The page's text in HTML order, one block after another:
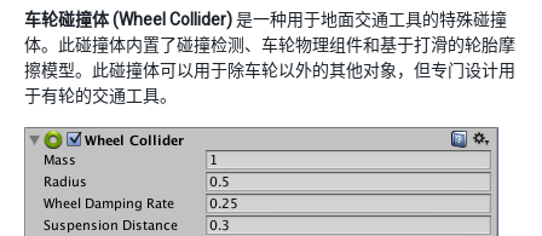
车轮碰撞体 (Wheel Collider)是一种用于地面交通工具的特殊碰撞
体。此碰撞体内置了碰撞检测、车轮物理组件和基于打滑的轮胎摩
擦模型。此碰撞体可以用于除车轮以外的其他对象，但专门设计用
于有轮的交通工具。